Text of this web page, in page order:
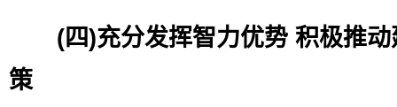
(四)充分发挥智力优势 积极推
策